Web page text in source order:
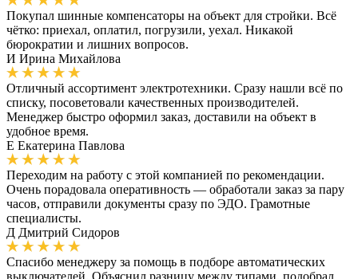
Покупал шинные компенсаторы на объект для стройки. Всё
чётко: приехал, оплатил, погрузили, уехал. Никакой
бюрократии и лишних вопросов.
И Ирина Михайлова
Отличный ассортимент электротехники. Сразу нашли всё по
списку, посоветовали качественных производителей.
Менеджер быстро оформил заказ, доставили на объект в
удобное время.
Е Екатерина Павлова
Переходим на работу с этой компанией по рекомендации.
Очень порадовала оперативность — обработали заказ за пару
часов, отправили документы сразу по ЭДО. Грамотные
специалисты.
Д Дмитрий Сидоров
Спасибо менеджеру за помощь в подборе автоматических